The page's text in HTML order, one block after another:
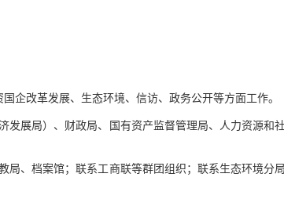
企改革发展、生态环境、信访、政务公开等方面工作。
发展局）、财政局、国有资产监督管理局、人力资源和
局、档案馆；联系工商联等群团组织；联系生态环境分